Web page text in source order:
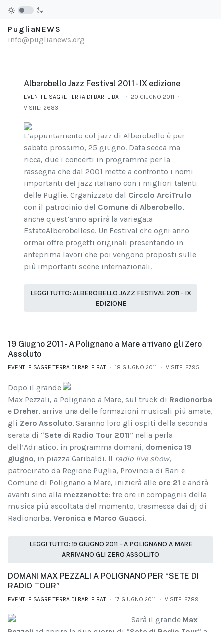
PugliaNEWS
info@puglianews.org
Alberobello Jazz Festival 2011 - IX edizione
EVENTI E SAGRE TERRA DI BARI E BAT
20 GIUGNO 2011
VISITE: 2683
L’appuntamento col jazz di Alberobello è per
sabato prossimo, 25 giugno. Data secca ma
ricca, due i concerti in programma per la
rassegna che dal 2001 mette a confronto i nomi
importanti del jazz italiano con i migliori talenti
delle Puglie. Organizzato dal Circolo ArciTrullo
con il patrocinio del Comune di Alberobello,
anche quest’anno aprirà la variegata
EstateAlberobellese. Un Festival che ogni anno
ormai offre progetti originali presentando in
anteprima lavori che poi vengono proposti sulle
più importanti scene internazionali.
LEGGI TUTTO: ALBEROBELLO JAZZ FESTIVAL 2011 - IX
EDIZIONE
19 Giugno 2011 - A Polignano a Mare arrivano gli Zero
Assoluto
EVENTI E SAGRE TERRA DI BARI E BAT 18 GIUGNO 2011 VISITE: 2795
Dopo il grande
Max Pezzali, a Polignano a Mare, sul truck di Radionorba
e Dreher, arriva una delle formazioni musicali più amate,
gli Zero Assoluto. Saranno loro gli ospiti della seconda
serata di “Sete di Radio Tour 2011” nella perla
dell’Adriatico, in programma domani, domenica 19
giugno, in piazza Garibaldi. Il radio live show,
patrocinato da Regione Puglia, Provincia di Bari e
Comune di Polignano a Mare, inizierà alle ore 21 e andrà
avanti sino alla mezzanotte: tre ore in compagnia della
musica più ascoltata del momento, trasmessa dai dj di
Radionorba, Veronica e Marco Guacci.
LEGGI TUTTO: 19 GIUGNO 2011 - A POLIGNANO A MARE
ARRIVANO GLI ZERO ASSOLUTO
DOMANI MAX PEZZALI A POLIGNANO PER “SETE DI
RADIO TOUR”
EVENTI E SAGRE TERRA DI BARI E BAT 17 GIUGNO 2011 VISITE: 2789
Sarà il grande Max